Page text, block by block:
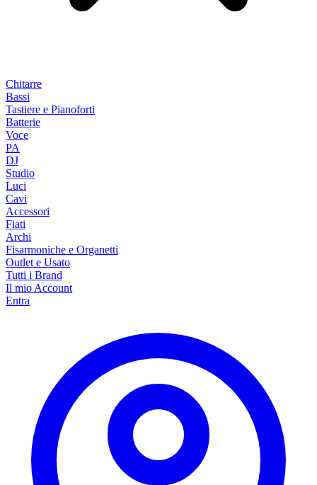
Chitarre
Bassi
Tastiere e Pianoforti
Batterie
Voce
PA
DJ
Studio
Luci
Cavi
Accessori
Fiati
Archi
Fisarmoniche e Organetti
Outlet e Usato
Tutti i Brand
Il mio Account
Entra